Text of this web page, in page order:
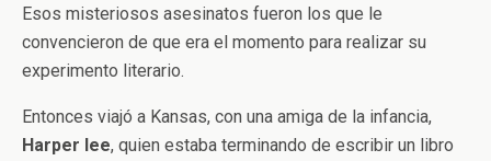
Esos misteriosos asesinatos fueron los que le
convencieron de que era el momento para realizar su
experimento literario.
Entonces viajó a Kansas, con una amiga de la infancia,
Harper lee, quien estaba terminando de escribir un libro